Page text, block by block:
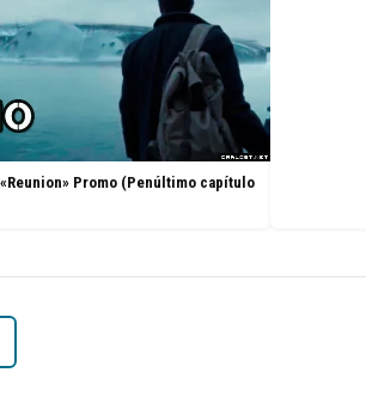
Promo (Penúltimo capítulo